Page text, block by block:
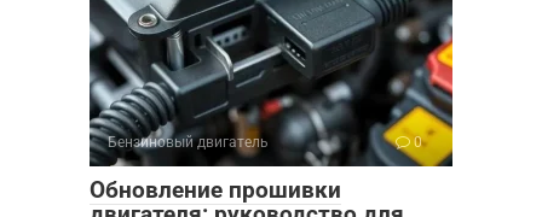
Бензиновый двигатель 0
Обновление прошивки